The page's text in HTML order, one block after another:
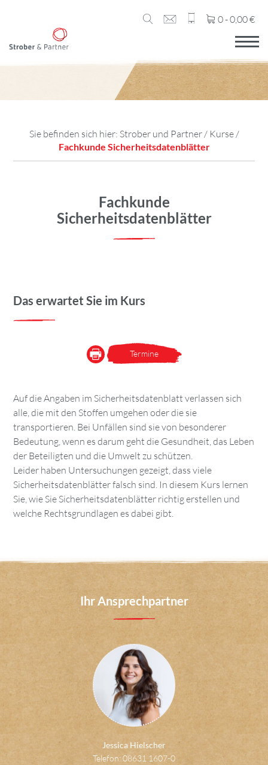
0 -0,00€
Sie befinden sich hier: Strober und Partner/ Kurse/
Fachkunde Sicherheitsdatenblätter
Fachkunde
Sicherheitsdatenblätter
Das erwartet Sie im Kurs
Termine
Auf die Angaben im Sicherheitsdatenblatt verlassen sich
alle, die mit den Stoffen umgehen oder die sie
transportieren. Bei Unfällen sind sie von besonderer
Bedeutung, wenn es darum geht die Gesundheit, das Leben
der Beteiligten und die Umwelt zu schützen.
Leider haben Untersuchungen gezeigt, dass viele
Sicherheitsdatenblätter falsch sind. In diesem Kurs lernen
Sie, wie Sie Sicherheitsdatenblätter richtig erstellen und
welche Rechtsgrundlagen es dabei gibt.
Ihr Ansprechpartner
Jessica Hielscher
Telefon: 08631 1607-0